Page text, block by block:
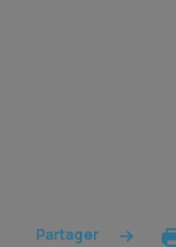
Partager